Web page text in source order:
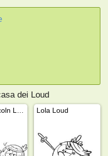
dei Loud
Lola Loud